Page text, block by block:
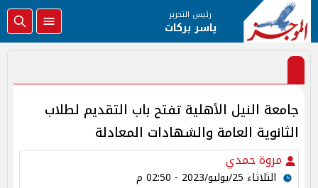
رئيس التحرير
ياسر بركات
جامعة النيل الأهلية تفتح باب التقديم لطلاب
الثانوية العامة والشهادات المعادلة
مروة حمدي
الثلاثاء 25/يوليو/2023 - 02:50 م